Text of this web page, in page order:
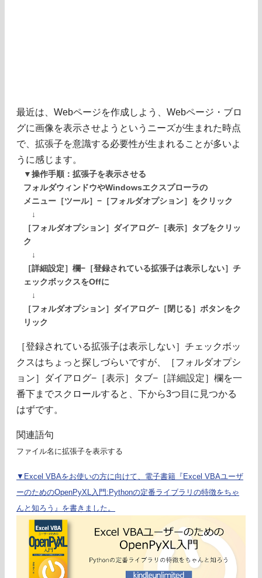
最近は、Webページを作成しよう、Webページ・ブロ
グに画像を表示させようというニーズが生まれた時点
で、拡張子を意識する必要性が生まれることが多いよ
うに感じます。
▼操作手順：拡張子を表示させる
フォルダウィンドウやWindowsエクスプローラの
メニュー［ツール］−［フォルダオプション］をクリック
↓
［フォルダオプション］ダイアログ−［表示］タブをクリッ
ク
↓
［詳細設定］欄−［登録されている拡張子は表示しない］チ
ェックボックスをOffに
↓
［フォルダオプション］ダイアログ−［閉じる］ボタンをク
リック
［登録されている拡張子は表示しない］チェックボッ
クスはちょっと探しづらいですが、［フォルダオプシ
ョン］ダイアログ−［表示］タブ−［詳細設定］欄を一
番下までスクロールすると、下から3つ目に見つかる
はずです。
関連語句
ファイル名に拡張子を表示する
▼Excel VBAをお使いの方に向けて、電子書籍『Excel VBAユーザ
ーのためのOpenPyXL入門:Pythonの定番ライブラリの特徴をちゃ
んと知ろう』を書きました。